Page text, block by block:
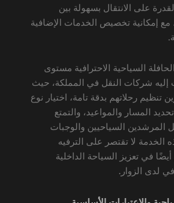
على الانتقال بسهولة بين
مع إمكانية تخصيص الخدمات الإضافية
السياحية الاحترافية مستوى
إليه شركات النقل في المملكة، حيث
تنظيم رحلاتهم بدقة تامة، اختيار نوع
المسار والمواعيد، والتمتع
المرشدين السياحيين والوجبات
الخدمة لا تقتصر على الترفيه
في تعزيز السياحة الداخلية
لدى الزوار.